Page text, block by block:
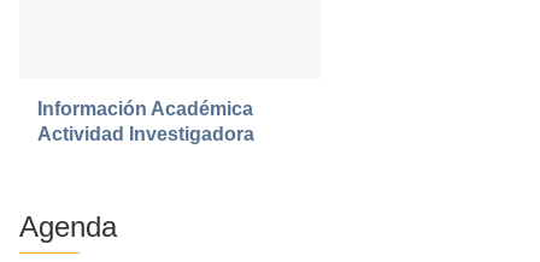
Información Académica
Actividad Investigadora
Agenda